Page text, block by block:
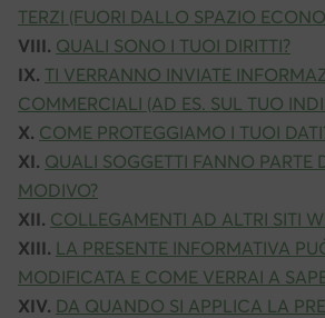
TERZI (FUORI DALLO SPAZIO
VIII. QUALI SONO I TUOI DIRITTI?
IX. TI VERRANNO INVIATE
COMMERCIALI (AD ES. SUL TUO
X. COME PROTEGGIAMO I TUOI
XI. QUALI SOGGETTI FANNO PARTE
MODIVO?
XII. COLLEGAMENTI AD ALTRI SITI
XIII. LA PRESENTE INFORMATIVA
MODIFICATA E COME VERRAI A
XIV. DA QUANDO SI APPLICA LA